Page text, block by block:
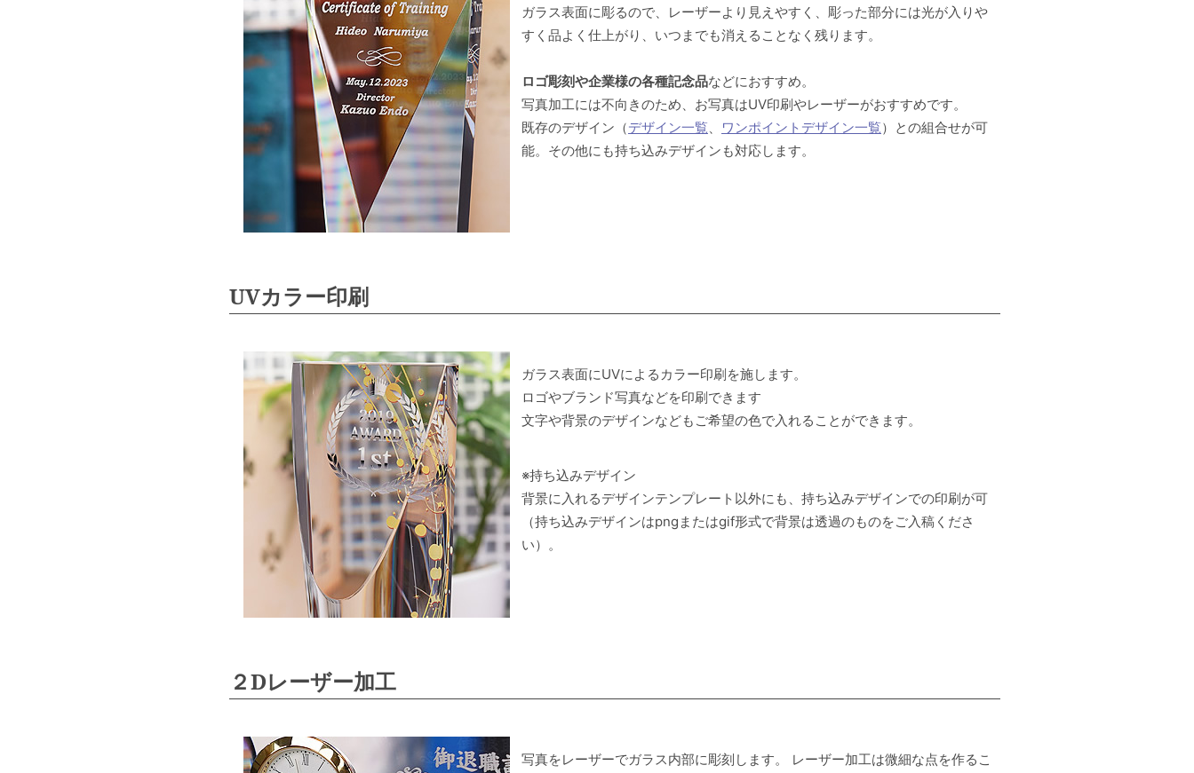
ガラス表面に彫るので、レーザーより見えやすく、彫った部分には光が入りや
すく品よく仕上がり、いつまでも消えることなく残ります。
ロゴ彫刻や企業様の各種記念品などにおすすめ。
写真加工には不向きのため、お写真はUV印刷やレーザーがおすすめです。
既存のデザイン（デザイン一覧、 ワンポイントデザイン一覧）との組合せが可
能。その他にも持ち込みデザインも対応します。
UVカラー印刷
ガラス表面にUVによるカラー印刷を施します。
ロゴやブランド写真などを印刷できます
文字や背景のデザインなどもご希望の色で入れることができます。
※持ち込みデザイン
背景に入れるデザインテンプレート以外にも、持ち込みデザインでの印刷が可
（持ち込みデザインはpngまたはgif形式で背景は透過のものをご入稿くださ
い）。
２Dレーザー加工
写真をレーザーでガラス内部に彫刻します。 レーザー加工は微細な点を作るこ